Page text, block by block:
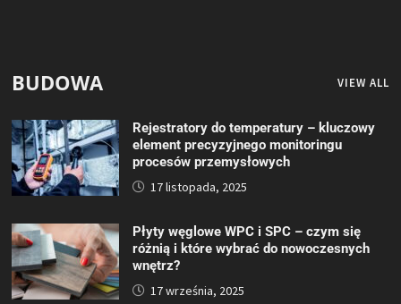
BUDOWA VIEW ALL
Rejestratory do temperatury – kluczowy
element precyzyjnego monitoringu
procesów przemysłowych
17 listopada, 2025
Płyty węglowe WPC i SPC – czym się
różnią i które wybrać do nowoczesnych
wnętrz?
17 września, 2025